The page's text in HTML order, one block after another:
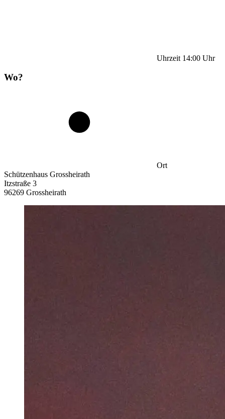
Uhrzeit 14:00 Uhr
Wo?
Ort
Schützenhaus Grossheirath
Itzstraße 3
96269 Grossheirath